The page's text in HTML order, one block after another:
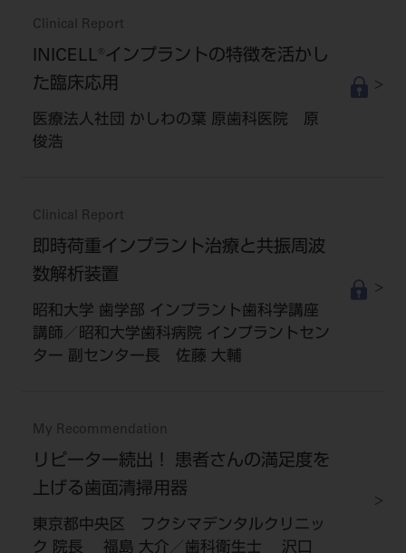
Clinical Report
INICELL®インプラントの特徴を活かし
た臨床応用
医療法人社団 かしわの葉 原歯科医院 原
俊浩
Clinical Report
即時荷重インプラント治療と共振周波
数解析装置
昭和大学 歯学部 インプラント歯科学講座
講師／昭和大学歯科病院 インプラントセン
ター 副センター長 佐藤 大輔
My Recommendation
リピーター続出！ 患者さんの満足度を
上げる歯面清掃用器
東京都中央区 フクシマデンタルクリニッ
ク 院長 福島 大介／歯科衛生士 沢口